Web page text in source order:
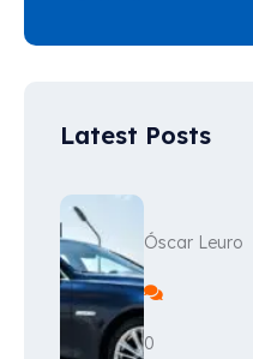
Latest Posts
Óscar Leuro
0